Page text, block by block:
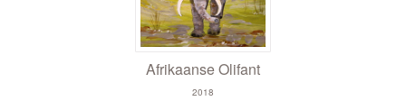
Afrikaanse Olifant
2018